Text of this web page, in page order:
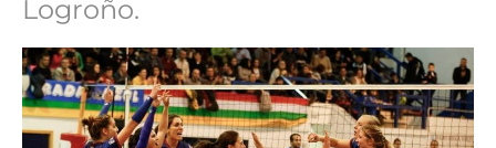
Logroño.